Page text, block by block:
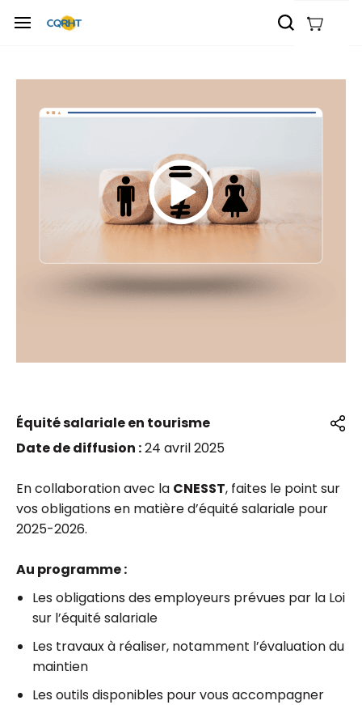
au
Équité salariale en tourisme
Date de diffusion :24 avril 2025
En collaboration avec la CNESST, faites le point sur
vos obligations en matière d’équité salariale pour
2025-2026.
Au programme :
Les obligations des employeurs prévues par la Loi
sur l’équité salariale
Les travaux à réaliser, notamment l’évaluation du
maintien
Les outils disponibles pour vous accompagner